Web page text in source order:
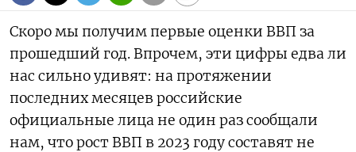
Скоро мы получим первые оценки ВВП за
прошедший год. Впрочем, эти цифры едва ли
нас сильно удивят: на протяжении
последних месяцев российские
официальные лица не один раз сообщали
нам, что рост ВВП в 2023 году составят не